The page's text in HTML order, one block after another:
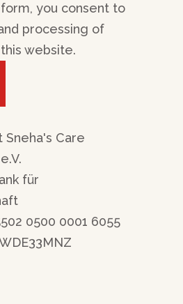
you consent to
processing of
website.
Sneha's Care
für
0500 0001 6055